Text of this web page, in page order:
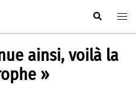
Rechercher
ainsi, voilà la
»